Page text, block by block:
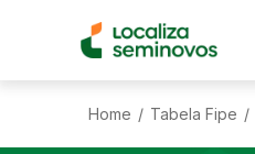
Home / Tabela Fipe /